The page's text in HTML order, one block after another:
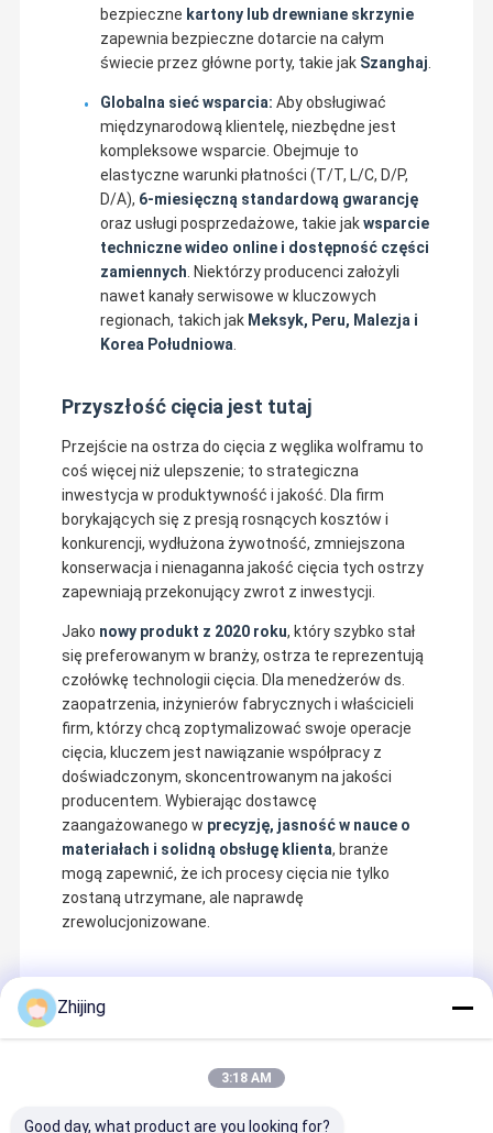
bezpieczne kartony lub drewniane skrzynie
zapewnia bezpieczne dotarcie na całym
świecie przez główne porty, takie jak Szanghaj
Globalna sieć wsparcia: Aby obsługiwać
międzynarodową klientelę, niezbędne jest
kompleksowe wsparcie. Obejmuje to
elastyczne warunki płatności (T/T, L/C, D/P,
D/A), 6-miesięczną standardową gwarancję
oraz usługi posprzedażowe, takie jakwsparcie
techniczne wideo online i dostępność części
zamiennych . Niektórzy producenci założyli
nawet kanały serwisowe w kluczowych
regionach, takich jak Meksyk, Peru, Malezja i
Korea Południowa
Przyszłość cięcia jest tutaj
Przejście na ostrza do cięcia z węglika wolframu to
coś więcej niż ulepszenie; to strategiczna
inwestycja w produktywność i jakość. Dla firm
borykających się z presją rosnących kosztów i
konkurencji, wydłużona żywotność, zmniejszona
konserwacja i nienaganna jakość cięcia tych ostrzy
zapewniają przekonujący zwrot z inwestycji.
Jako nowy produkt z 2020 roku, który szybko stał
się preferowanym w branży, ostrza te reprezentują
czołówkę technologii cięcia. Dla menedżerów ds.
zaopatrzenia, inżynierów fabrycznych i właścicieli
firm, którzy chcą zoptymalizować swoje operacje
cięcia, kluczem jest nawiązanie współpracy z
doświadczonym, skoncentrowanym na jakości
producentem. Wybierając dostawcę
zaangażowanego w precyzję, jasność w nauce o
materiałach i solidną obsługę klienta, branże
mogą zapewnić, że ich procesy cięcia nie tylko
zostaną utrzymane, ale naprawdę
zrewolucjonizowane.
Zalecane Produkty
Zhijing
3:18 AM
Good day, what product are you looking for?